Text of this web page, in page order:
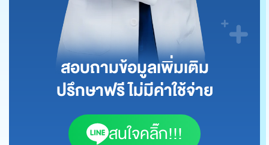
สอบถามข้อมูลเพิ่มเติม
ปรึกษาฟรี ไม่มีค่าใช้จ่าย
สนใจคลิ๊ก!!!